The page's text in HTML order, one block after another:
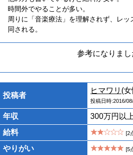
時間外でやることが多い。
周りに「音楽療法」を理解されず、レ
同される。
参考になりまし
投稿者
ヒマワリ (
投稿日時:2016/
年収
300万円以
給料
[2
やりがい [5